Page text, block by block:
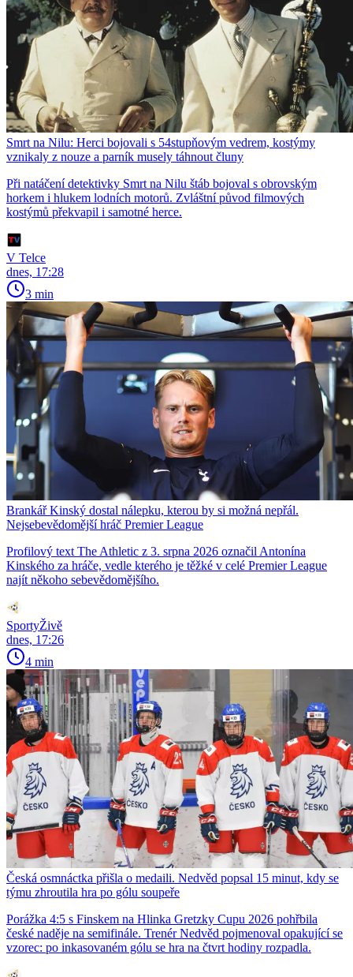
Smrt na Nilu: Herci bojovali s 54stupňovým vedrem, kostýmy
vznikaly z nouze a parník musely táhnout čluny
Při natáčení detektivky Smrt na Nilu štáb bojoval s obrovským
horkem i hlukem lodních motorů. Zvláštní původ filmových
kostýmů překvapil i samotné herce.
V Telce
dnes, 17:28
3 min
Brankář Kinský dostal nálepku, kterou by si možná nepřál.
Nejsebevědomější hráč Premier League
Profilový text The Athletic z 3. srpna 2026 označil Antonína
Kinského za hráče, vedle kterého je těžké v celé Premier League
najít někoho sebevědomějšího.
SportyŽivě
dnes, 17:26
4 min
Česká osmnáctka přišla o medaili. Nedvěd popsal 15 minut, kdy se
týmu zhroutila hra po gólu soupeře
Porážka 4:5 s Finskem na Hlinka Gretzky Cupu 2026 pohřbila
české naděje na semifinále. Trenér Nedvěd pojmenoval opakující se
vzorec: po inkasovaném gólu se hra na čtvrt hodiny rozpadla.